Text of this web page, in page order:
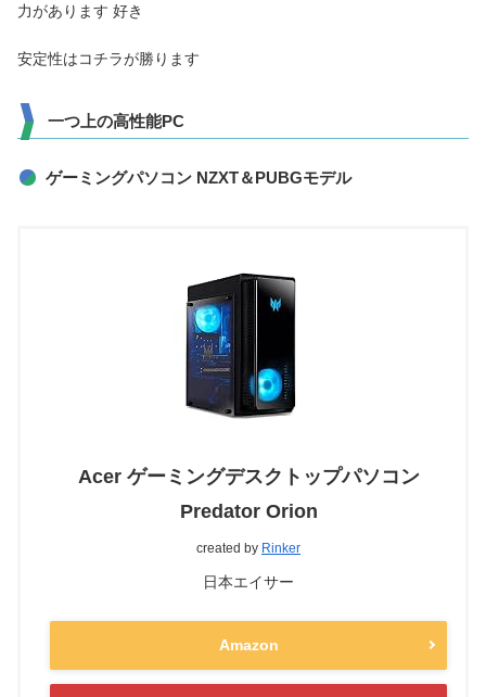
力があります 好き
安定性はコチラが勝ります
一つ上の高性能PC
ゲーミングパソコン NZXT＆PUBGモデル
Acer ゲーミングデスクトップパソコン
Predator Orion
created by Rinker
日本エイサー
Amazon